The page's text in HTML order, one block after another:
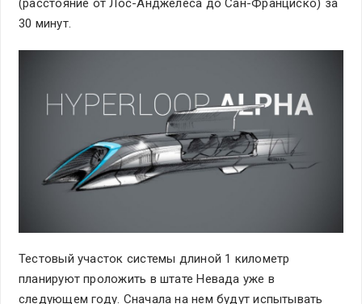
(расстояние от Лос-Анджелеса до Сан-Франциско) за
30 минут.
Тестовый участок системы длиной 1 километр
планируют проложить в штате Невада уже в
следующем году. Сначала на нем будут испытывать